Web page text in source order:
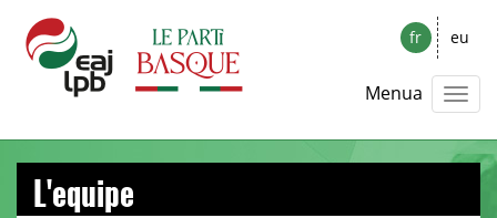
fr eu
Menua
L'equipe